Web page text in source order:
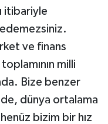
itibariyle
ve finans
milli
Bize benzer
dünya ortalama
bizim bir hız